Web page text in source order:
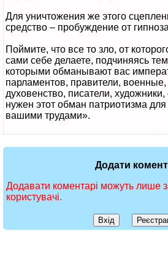
Для уничтожения же этого
средство – пробуждение от
Поймите, что все то зло, от
сами себе делаете, подчиняясь
которыми обманывают вас
парламентов, правители, военные,
духовенство, писатели,
нужен этот обман патриотизма
вашими трудами».
Додати
Додавати коментарі можуть лише
користувачі.
Вхід